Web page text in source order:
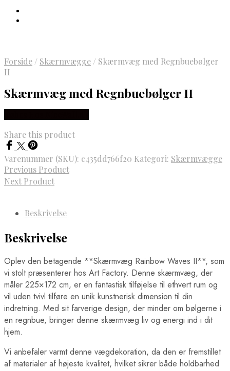
Forside / Skærmvægge / Skærmvæg med Regnbuebølger
II
Skærmvæg med Regnbuebølger II
Share this product
Varenummer (SKU): c435dd766f20 Kategori: Skærmvægge
Previous Product
Next Product
Beskrivelse
Beskrivelse
Oplev den betagende **Skærmvæg Rainbow Waves II**, som
vi stolt præsenterer hos Art Factory. Denne skærmvæg, der
måler 225×172 cm, er en fantastisk tilføjelse til ethvert rum og
vil uden tvivl tilføre en unik kunstnerisk dimension til din
indretning. Med sit farverige design, der minder om bølgerne i
en regnbue, bringer denne skærmvæg liv og energi ind i dit
hjem.
Vi anbefaler varmt denne vægdekoration, da den er fremstillet
af materialer af højeste kvalitet, hvilket sikrer både holdbarhed